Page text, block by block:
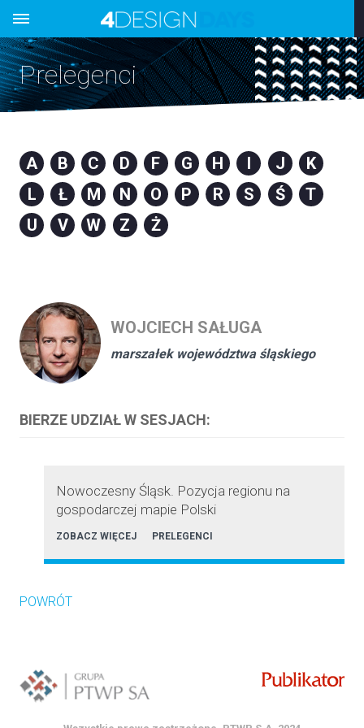
Prelegenci
A B C D F G H I J
K
L
Ł M N O P R S Ś
T
U
V W Z Ż
WOJCIECH SAŁUGA
marszałek województwa śląskiego
BIERZE UDZIAŁ W SESJACH:
Nowoczesny Śląsk. Pozycja regionu na
gospodarczej mapie Polski
ZOBACZ WIĘCEJ PRELEGENCI
POWRÓT